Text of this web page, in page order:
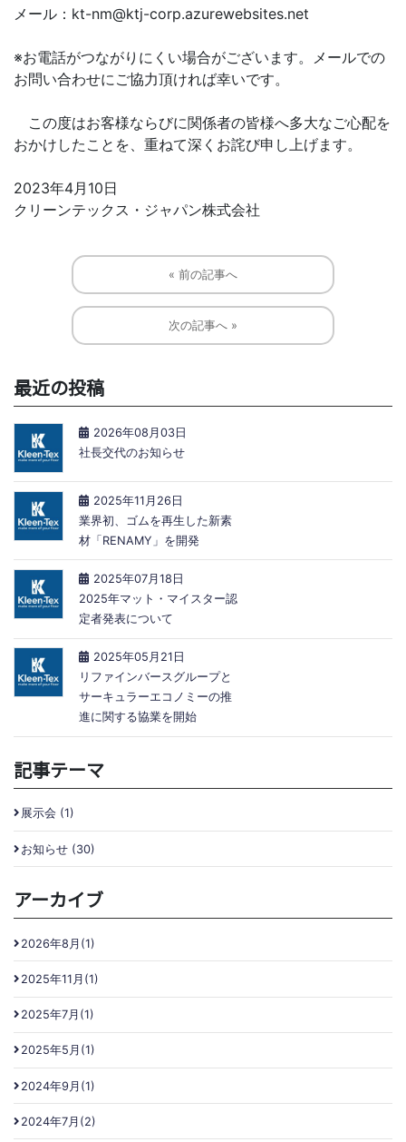
メール：kt-nm@ktj-corp.azurewebsites.net
※お電話がつながりにくい場合がございます。メールでの
お問い合わせにご協力頂ければ幸いです。
この度はお客様ならびに関係者の皆様へ多大なご心配を
おかけしたことを、重ねて深くお詫び申し上げます。
2023年4月10日
クリーンテックス・ジャパン株式会社
« 前の記事へ
次の記事へ »
最近の投稿
2026年08月03日
社長交代のお知らせ
2025年11月26日
業界初、ゴムを再生した新素
材「RENAMY」を開発
2025年07月18日
2025年マット・マイスター認
定者発表について
2025年05月21日
リファインバースグループと
サーキュラーエコノミーの推
進に関する協業を開始
記事テーマ
展示会 (1)
お知らせ (30)
アーカイブ
2026年8月(1)
2025年11月(1)
2025年7月(1)
2025年5月(1)
2024年9月(1)
2024年7月(2)